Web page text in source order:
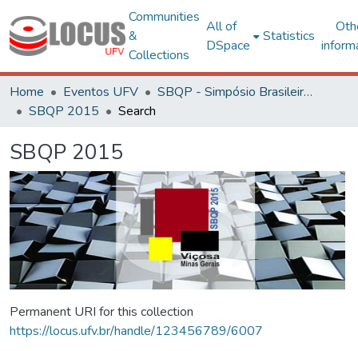
Communities
&
Collections
All of
DSpace
Statistics
Home Eventos UFV
SBQP - Simpósio Brasileiro de Qualidade do Projeto no Ambiente Construído
SBQP 2015
Search
SBQP 2015
Permanent URI for this collection
https://locus.ufv.br/handle/123456789/6007